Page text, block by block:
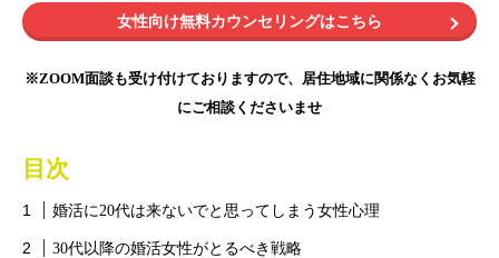
女性向け無料カウンセリングはこちら
※ZOOM面談も受け付けておりますので、居住地域に関係なくお気軽
にご相談くださいませ
目次
婚活に20代は来ないでと思ってしまう女性心理
30代以降の婚活女性がとるべき戦略